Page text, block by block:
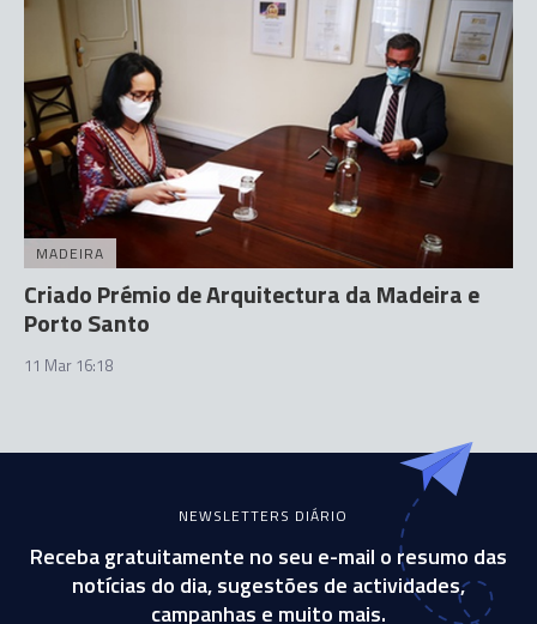
MADEIRA
Criado Prémio de Arquitectura da Madeira e
Porto Santo
11 Mar 16:18
NEWSLETTERS DIÁRIO
Receba gratuitamente no seu e-mail o resumo das
notícias do dia, sugestões de actividades,
campanhas e muito mais.